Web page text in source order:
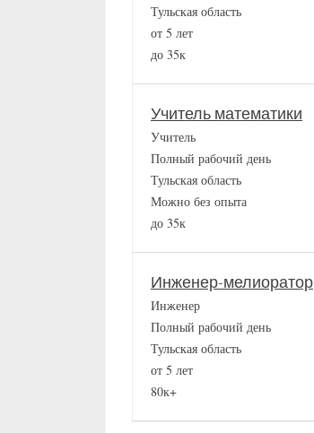
Тульская область
от 5 лет
до 35к
Учитель математики
Учитель
Полный рабочий день
Тульская область
Можно без опыта
до 35к
Инженер-мелиоратор
Инженер
Полный рабочий день
Тульская область
от 5 лет
80к+